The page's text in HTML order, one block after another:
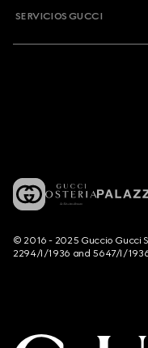
SERVICIOS GUCCI
© 2016 - 2025 Guccio Gucci
2294/I/1936 and 5647/I/